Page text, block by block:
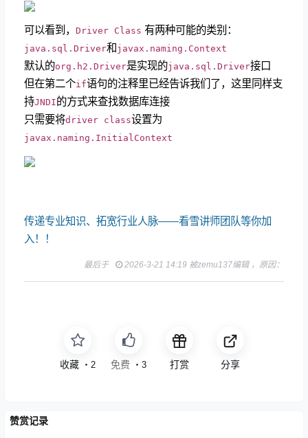
可以看到， Driver Class 有两种可能的类别：
java.sql.Driver和javax.naming.Context
默认的org.h2.Driver是实现的java.sql.Driver接口
但在第二个if语句的注释里已经告诉我们了，这里同样支
持JNDI的方式来查找数据库连接
只需要将driver class设置为
javax.naming.InitialContext
传递专业知识、拓宽行业人脉——看雪讲师团队等你加
入！！
最后于 2026-3-21 14:19 被zemu137编辑 ，原因：
收藏 ・ 2 点赞 ・ 3 打赏 分享
赞赏记录